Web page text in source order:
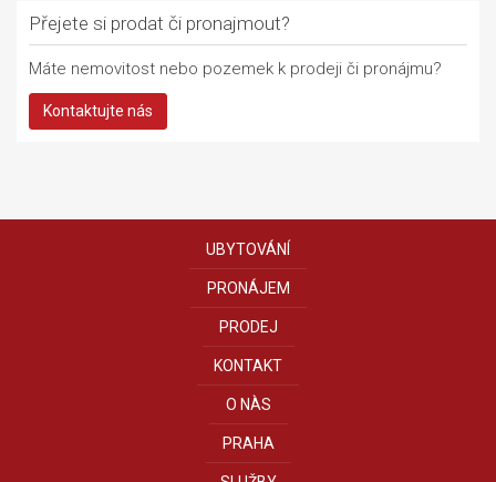
Přejete si prodat či pronajmout?
Máte nemovitost nebo pozemek k prodeji či pronájmu?
Kontaktujte nás
UBYTOVÁNÍ
PRONÁJEM
PRODEJ
KONTAKT
O NÀS
PRAHA